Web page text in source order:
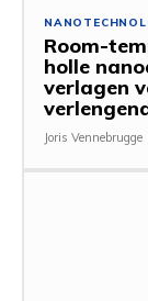
Room-
holle
verlagen
Joris Vennebrugge